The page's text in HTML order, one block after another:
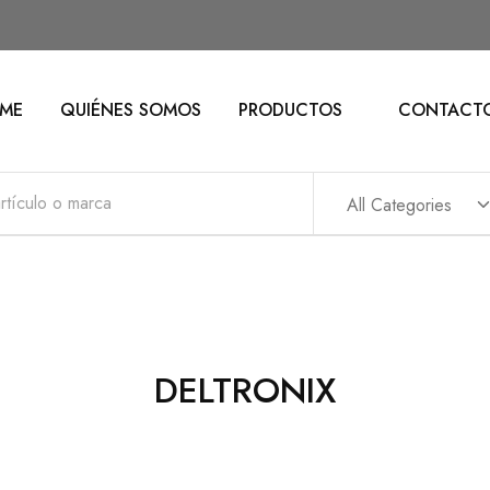
QUIÉNES SOMOS PRODUCTOS
All Categories
DELTRONIX